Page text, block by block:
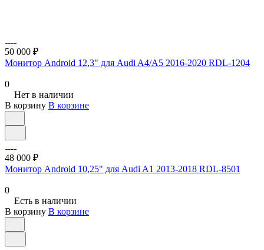
50 000 ₽
Монитор Android 12,3" для Audi A4/A5 2016-2020 RDL-1204
0
Нет в наличии
В корзину В корзине
48 000 ₽
Монитор Android 10,25" для Audi A1 2013-2018 RDL-8501
0
Есть в наличии
В корзину В корзине